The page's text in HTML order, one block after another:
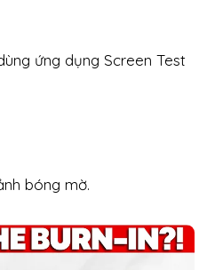
ứng dụng Screen Test
bóng mờ.